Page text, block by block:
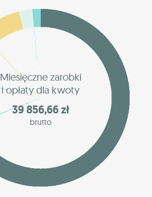
Miesięczne zarobki
i opłaty dla kwoty
39 856,66 zł
brutto